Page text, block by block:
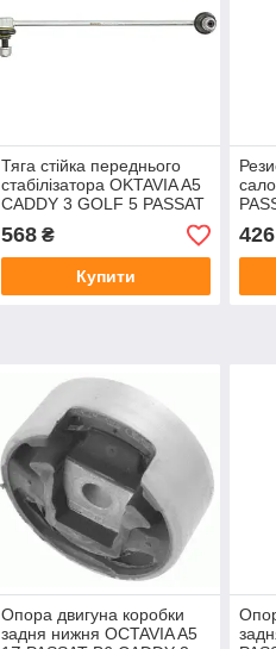
Тяга стійка переднього
стабілізатора OKTAVIA A5
CADDY 3 GOLF 5 PASSAT
B6 виробник Moog
Німеччина
568₴
Купити
426
Опора двигуна коробки
задня нижня OCTAVIA A5